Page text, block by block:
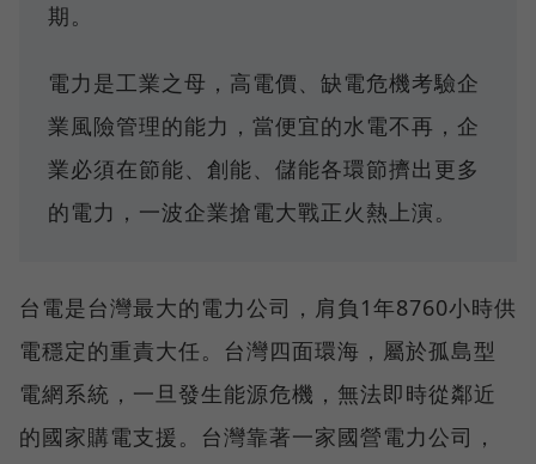
期。
電力是工業之母，高電價、缺電危機考驗企
業風險管理的能力，當便宜的水電不再，企
業必須在節能、創能、儲能各環節擠出更多
的電力，一波企業搶電大戰正火熱上演。
台電是台灣最大的電力公司，肩負1年8760小時供
電穩定的重責大任。台灣四面環海，屬於孤島型
電網系統，一旦發生能源危機，無法即時從鄰近
的國家購電支援。台灣靠著一家國營電力公司，